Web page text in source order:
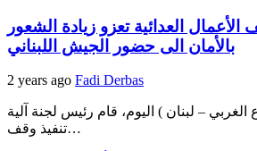
الأعمال العدائية تعزو زيادة الشعور
بالأمان الى حضور الجيش اللبناني
2 years ago Fadi Derbas
الغربي – لبنان ) اليوم، قام رئيس لجنة آلية
تنفيذ وقف…